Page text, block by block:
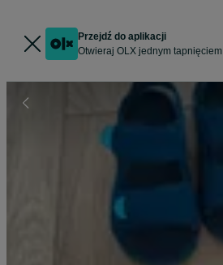
Przejdź do aplikacji
Otwieraj OLX jednym tapnięciem